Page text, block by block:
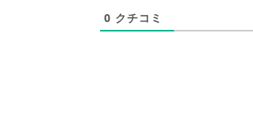
0 クチコミ